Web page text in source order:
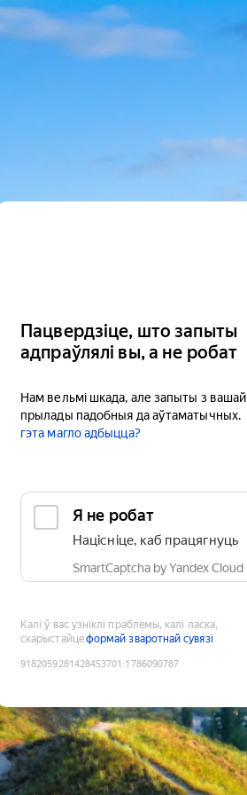
Пацвердзіце, што запыты
адпраўлялі вы, а не робат
Нам вельмі шкада, але запыты з вашай
прылады падобныя да аўтаматычных.
гэта магло адбыцца?
Я не робат
Націсніце, каб працягнуць
SmartCaptcha by Yandex Cloud
Калі ў вас узніклі праблемы, калі ласка,
скарыстайцеформай зваротнай сувязі
9182059281428453701 :1786090787